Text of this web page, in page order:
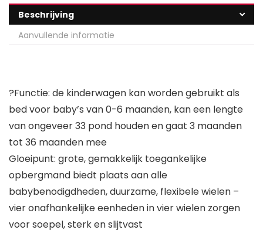
Beschrijving
Aanvullende informatie
?Functie: de kinderwagen kan worden gebruikt als
bed voor baby’s van 0-6 maanden, kan een lengte
van ongeveer 33 pond houden en gaat 3 maanden
tot 36 maanden mee
Gloeipunt: grote, gemakkelijk toegankelijke
opbergmand biedt plaats aan alle
babybenodigdheden, duurzame, flexibele wielen –
vier onafhankelijke eenheden in vier wielen zorgen
voor soepel, sterk en slijtvast